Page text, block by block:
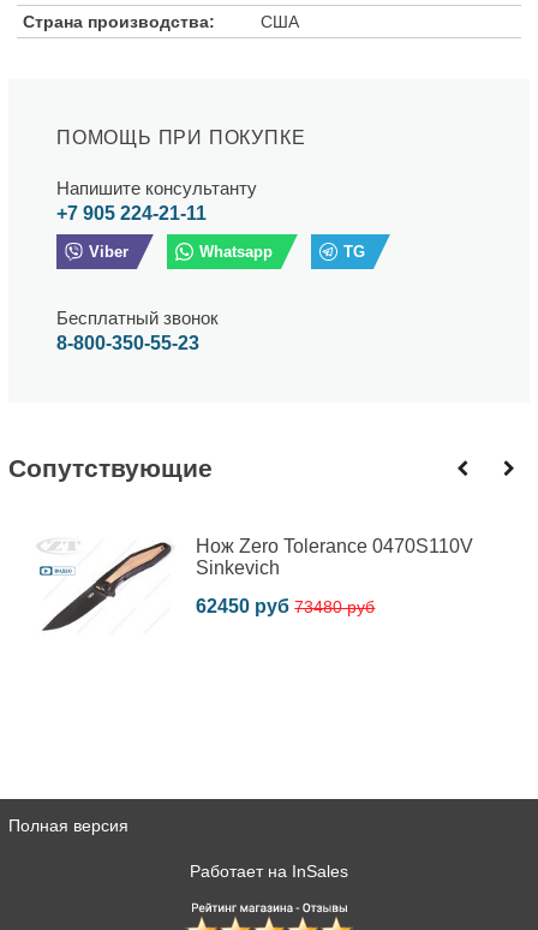
Страна производства:
США
ПОМОЩЬ ПРИ ПОКУПКЕ
Напишите консультанту
+7 905 224-21-11
Viber Whatsapp TG
Бесплатный звонок
8-800-350-55-23
Cопутствующие
Нож Zero Tolerance 0470S110V
Sinkevich
62450 руб73480 руб
Полная версия
Работает на InSales